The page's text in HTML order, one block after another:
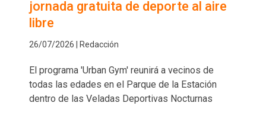
jornada gratuita de deporte al aire
libre
26/07/2026 | Redacción
El programa 'Urban Gym' reunirá a vecinos de
todas las edades en el Parque de la Estación
dentro de las Veladas Deportivas Nocturnas